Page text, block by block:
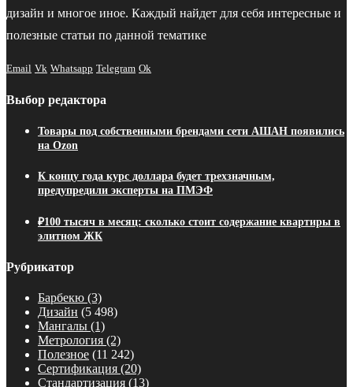
дизайн и многое иное. Каждый найдет для себя интересные и
полезные статьи по данной тематике
Email Vk Whatsapp Telegram Ok
Выбор редактора
Товары под собственными брендами сети АШАН появились
на Ozon
К концу года курс доллара будет трехзначным,
предупредили эксперты на ПМЭФ
₽100 тысяч в месяц: сколько стоит содержание квартиры в
элитном ЖК
Рубрикатор
Барбекю (3)
Дизайн (5 498)
Мангалы (1)
Метрология (2)
Полезное (11 242)
Сертификация (20)
Стандартизация (13)